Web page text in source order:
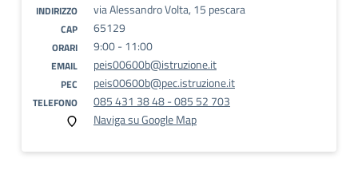
INDIRIZZO via Alessandro Volta, 15 pescara
CAP 65129
ORARI 9:00 - 11:00
EMAIL peis00600b@istruzione.it
PEC peis00600b@pec.istruzione.it
TELEFONO
085 431 38 48 - 085 52 703
Naviga su Google Map